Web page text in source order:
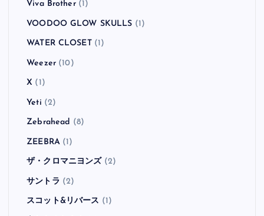
Viva Brother(1)
VOODOO GLOW SKULLS (1)
WATER CLOSET(1)
Weezer(10)
X (1)
Yeti (2)
Zebrahead (8)
ZEEBRA(1)
ザ・クロマニヨンズ (2)
サントラ (2)
スコット&リバース (1)